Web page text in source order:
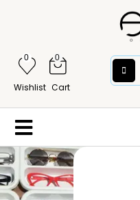
0
Cart
0
Wishlist